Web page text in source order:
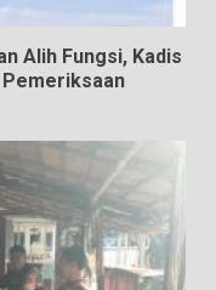
Alih Fungsi, Kadis
Pemeriksaan